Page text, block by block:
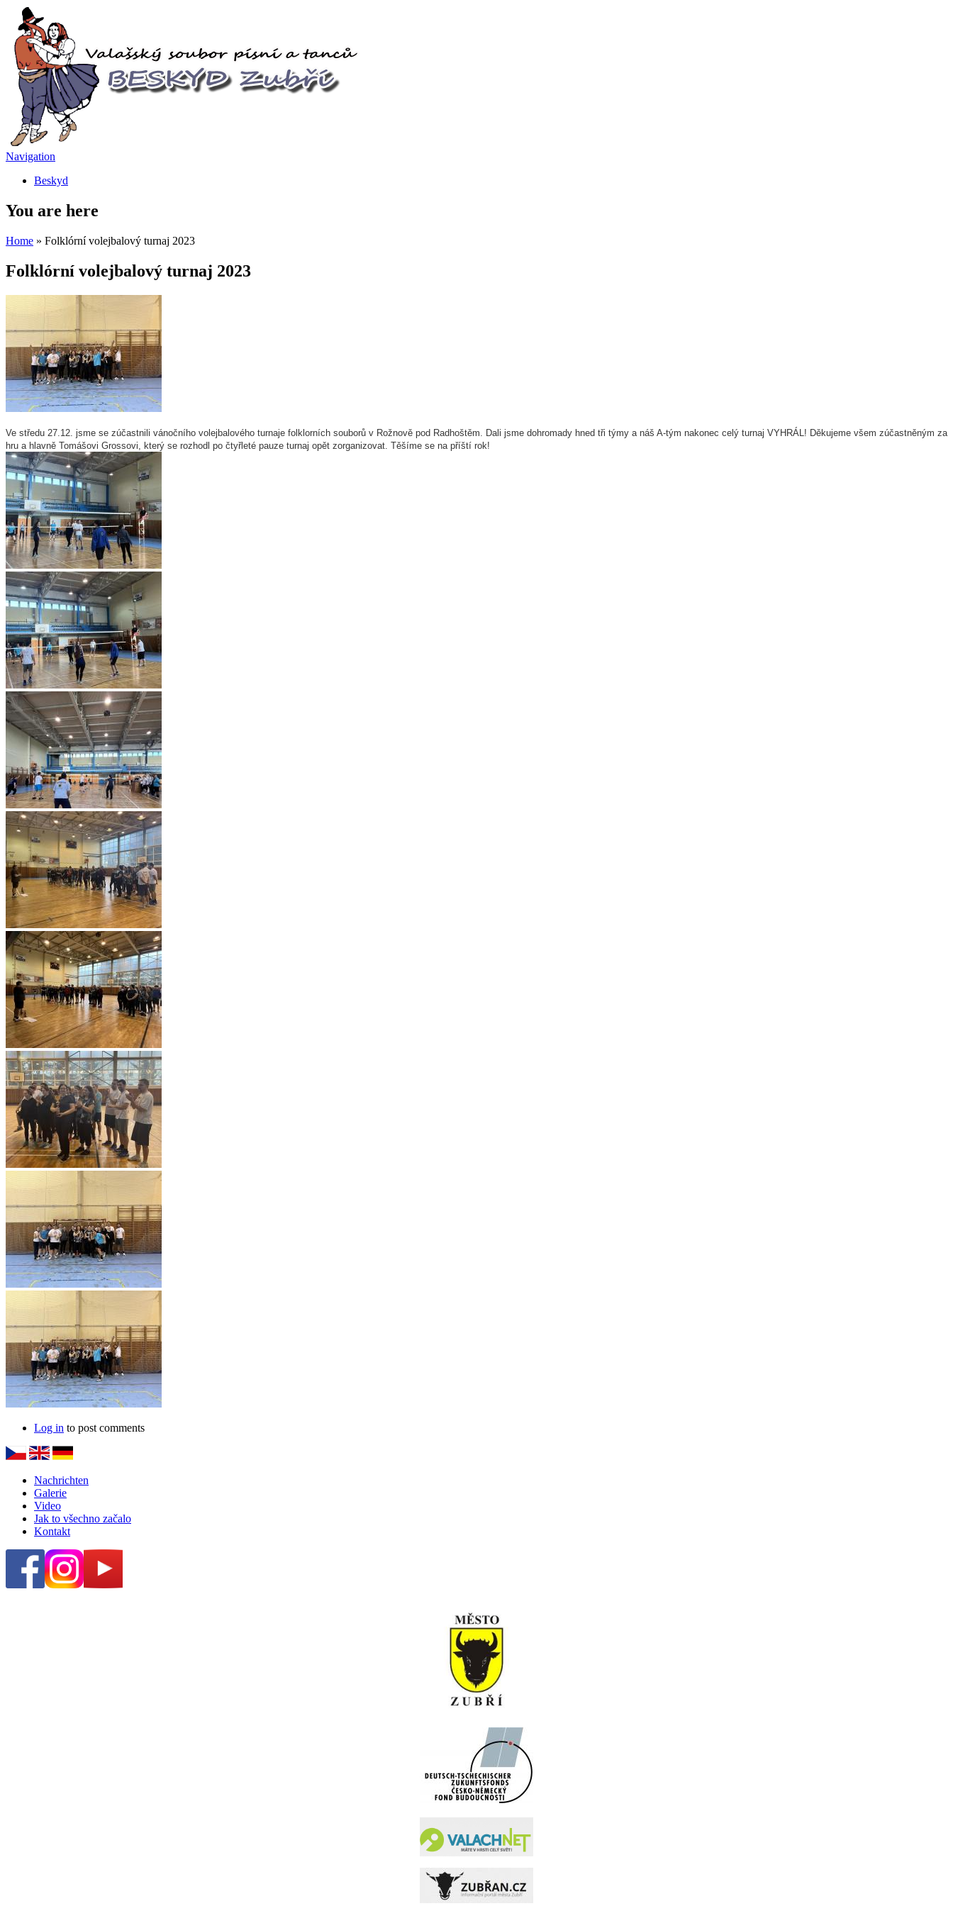
Navigation
Beskyd
You are here
Home » Folklórní volejbalový turnaj 2023
Folklórní volejbalový turnaj 2023
Ve středu 27.12. jsme se zúčastnili vánočního volejbalového turnaje folklorních souborů v Rožnově pod Radhoštěm. Dali jsme dohromady hned tři týmy a náš A-tým nakonec celý turnaj VYHRÁL! Děkujeme všem zúčastněným za
hru a hlavně Tomášovi Grossovi, který se rozhodl po čtyřleté pauze turnaj opět zorganizovat. Těšíme se na příští rok!
Log in to post comments
Nachrichten
Galerie
Video
Jak to všechno začalo
Kontakt